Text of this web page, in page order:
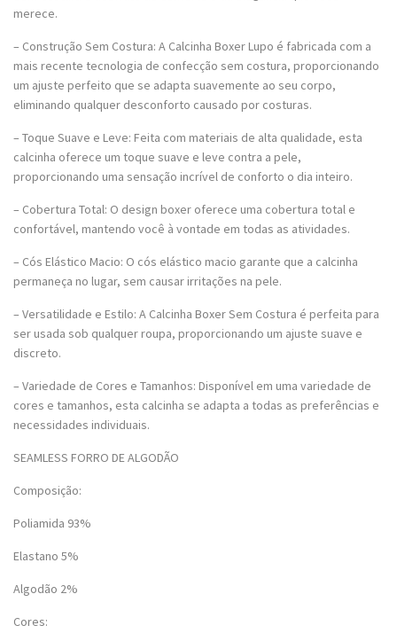
merece.
– Construção Sem Costura: A Calcinha Boxer Lupo é fabricada com a
mais recente tecnologia de confecção sem costura, proporcionando
um ajuste perfeito que se adapta suavemente ao seu corpo,
eliminando qualquer desconforto causado por costuras.
– Toque Suave e Leve: Feita com materiais de alta qualidade, esta
calcinha oferece um toque suave e leve contra a pele,
proporcionando uma sensação incrível de conforto o dia inteiro.
– Cobertura Total: O design boxer oferece uma cobertura total e
confortável, mantendo você à vontade em todas as atividades.
– Cós Elástico Macio: O cós elástico macio garante que a calcinha
permaneça no lugar, sem causar irritações na pele.
– Versatilidade e Estilo: A Calcinha Boxer Sem Costura é perfeita para
ser usada sob qualquer roupa, proporcionando um ajuste suave e
discreto.
– Variedade de Cores e Tamanhos: Disponível em uma variedade de
cores e tamanhos, esta calcinha se adapta a todas as preferências e
necessidades individuais.
SEAMLESS FORRO DE ALGODÃO
Composição:
Poliamida 93%
Elastano 5%
Algodão 2%
Cores: